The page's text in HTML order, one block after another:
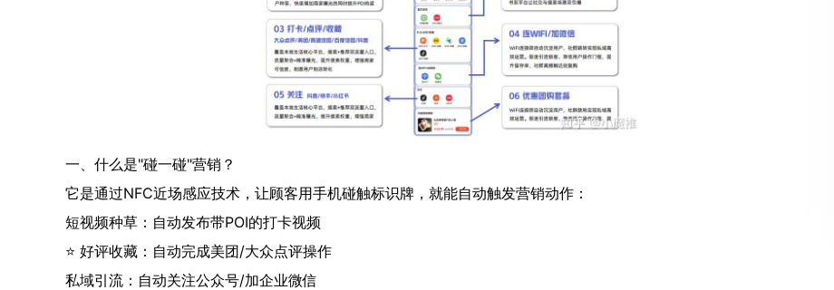
一、什么是"碰一碰"营销？
它是通过NFC近场感应技术，让顾客用手机碰触标识牌，就能自动触发营销动作：
短视频种草：自动发布带POI的打卡视频
⭐ 好评收藏：自动完成美团/大众点评操作
私域引流：自动关注公众号/加企业微信